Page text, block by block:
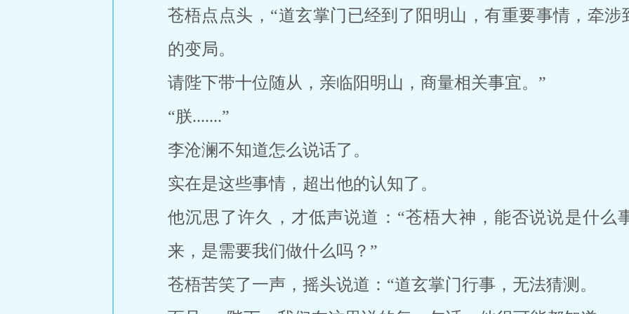
苍梧点点头，“道玄掌门已经到了阳明山，有重要事情，牵涉
的变局。
请陛下带十位随从，亲临阳明山，商量相关事宜。”
“朕.......”
李沧澜不知道怎么说话了。
实在是这些事情，超出他的认知了。
他沉思了许久，才低声说道：“苍梧大神，能否说说是什么
来，是需要我们做什么吗？”
苍梧苦笑了一声，摇头说道：“道玄掌门行事，无法猜测。